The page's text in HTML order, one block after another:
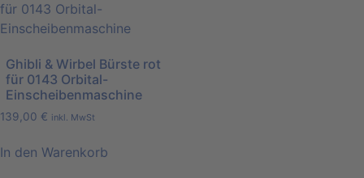
Ghibli & Wirbel Bürste rot
für 0143 Orbital-
Einscheibenmaschine
139,00 € inkl. MwSt
In den Warenkorb